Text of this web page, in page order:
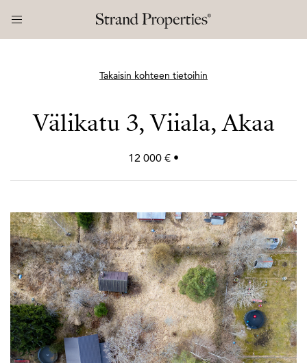
Takaisin kohteen tietoihin
Välikatu 3, Viiala, Akaa
12 000 € •